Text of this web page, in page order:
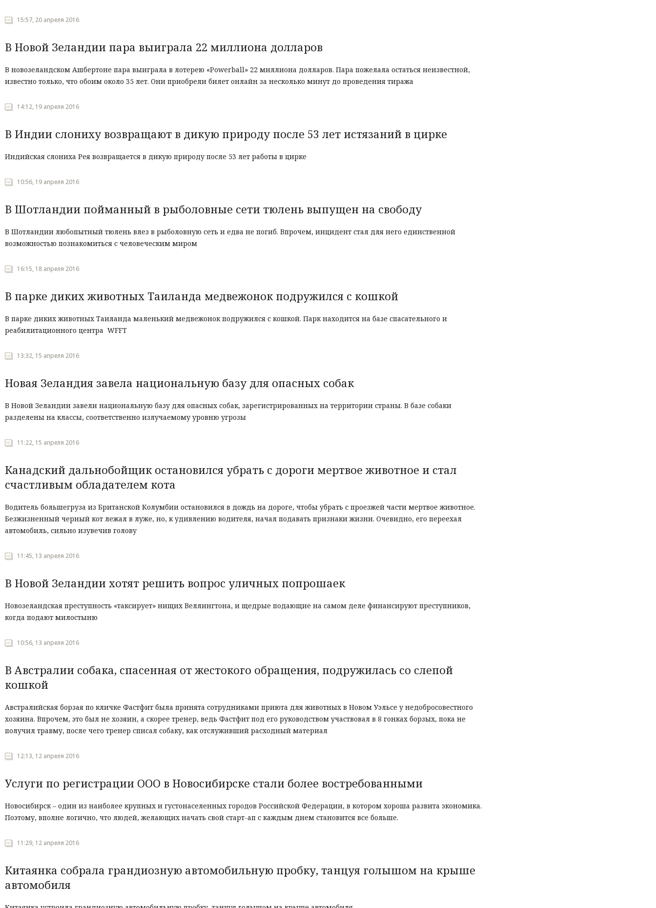
15:57, 20 апреля 2016
В Новой Зеландии пара выиграла 22 миллиона долларов
В новозеландском Ашбертоне пара выиграла в лотерею «Powerball» 22 миллиона долларов. Пара пожелала остаться неизвестной,
известно только, что обоим около 35 лет. Они приобрели билет онлайн за несколько минут до проведения тиража
14:12, 19 апреля 2016
В Индии слониху возвращают в дикую природу после 53 лет истязаний в цирке
Индийская слониха Рея возвращается в дикую природу после 53 лет работы в цирке
10:56, 19 апреля 2016
В Шотландии пойманный в рыболовные сети тюлень выпущен на свободу
В Шотландии любопытный тюлень влез в рыболовную сеть и едва не погиб. Впрочем, инцидент стал для него единственной
возможностью познакомиться с человеческим миром
16:15, 18 апреля 2016
В парке диких животных Таиланда медвежонок подружился с кошкой
В парке диких животных Таиланда маленький медвежонок подружился с кошкой. Парк находится на базе спасательного и
реабилитационного центра WFFT
13:32, 15 апреля 2016
Новая Зеландия завела национальную базу для опасных собак
В Новой Зеландии завели национальную базу для опасных собак, зарегистрированных на территории страны. В базе собаки
разделены на классы, соответственно излучаемому уровню угрозы
11:22, 15 апреля 2016
Канадский дальнобойщик остановился убрать с дороги мертвое животное и стал
счастливым обладателем кота
Водитель большегруза из Британской Колумбии остановился в дождь на дороге, чтобы убрать с проезжей части мертвое животное.
Безжизненный черный кот лежал в луже, но, к удивлению водителя, начал подавать признаки жизни. Очевидно, его переехал
автомобиль, сильно изувечив голову
11:45, 13 апреля 2016
В Новой Зеландии хотят решить вопрос уличных попрошаек
Новозеландская преступность «таксирует» нищих Веллингтона, и щедрые подающие на самом деле финансируют преступников,
когда подают милостыню
10:56, 13 апреля 2016
В Австралии собака, спасенная от жестокого обращения, подружилась со слепой
кошкой
Австралийская борзая по кличке Фастфит была принята сотрудниками приюта для животных в Новом Уэльсе у недобросовестного
хозяина. Впрочем, это был не хозяин, а скорее тренер, ведь Фастфит под его руководством участвовал в 8 гонках борзых, пока не
получил травму, после чего тренер списал собаку, как отслуживший расходный материал
12:13, 12 апреля 2016
Услуги по регистрации ООО в Новосибирске стали более востребованными
Новосибирск – один из наиболее крупных и густонаселенных городов Российской Федерации, в котором хороша развита экономика.
Поэтому, вполне логично, что людей, желающих начать свой старт-ап с каждым днем становится все больше.
11:29, 12 апреля 2016
Китаянка собрала грандиозную автомобильную пробку, танцуя голышом на крыше
автомобиля